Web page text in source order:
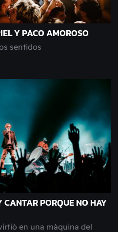
Y PACO AMOROSO
sentidos
PORQUE NO HAY
en una máquina del